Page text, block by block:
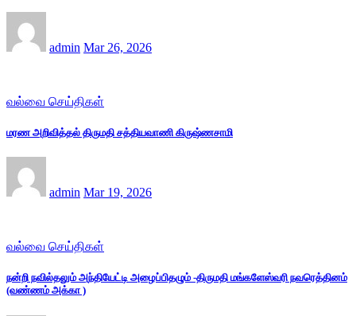
admin Mar 26, 2026
வல்வை செய்திகள்
மரண அறிவித்தல் திருமதி சத்தியவாணி கிருஷ்ணசாமி
admin Mar 19, 2026
வல்வை செய்திகள்
நன்றி நவில்தலும் அந்தியேட்டி அழைப்பிதழும் -திருமதி மங்களேஸ்வரி நவரெத்தினம்
(வண்ணம் அக்கா )